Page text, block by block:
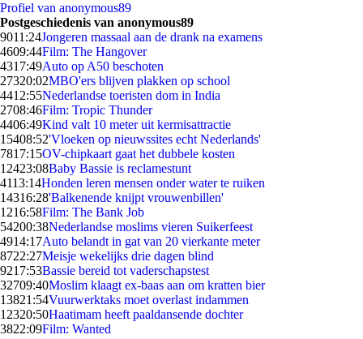
Profiel van anonymous89
Postgeschiedenis van anonymous89
9011:24Jongeren massaal aan de drank na examens
4609:44Film: The Hangover
4317:49Auto op A50 beschoten
27320:02MBO'ers blijven plakken op school
4412:55Nederlandse toeristen dom in India
2708:46Film: Tropic Thunder
4406:49Kind valt 10 meter uit kermisattractie
15408:52'Vloeken op nieuwssites echt Nederlands'
7817:15OV-chipkaart gaat het dubbele kosten
12423:08Baby Bassie is reclamestunt
4113:14Honden leren mensen onder water te ruiken
14316:28'Balkenende knijpt vrouwenbillen'
1216:58Film: The Bank Job
54200:38Nederlandse moslims vieren Suikerfeest
4914:17Auto belandt in gat van 20 vierkante meter
8722:27Meisje wekelijks drie dagen blind
9217:53Bassie bereid tot vaderschapstest
32709:40Moslim klaagt ex-baas aan om kratten bier
13821:54Vuurwerktaks moet overlast indammen
12320:50Haatimam heeft paaldansende dochter
3822:09Film: Wanted